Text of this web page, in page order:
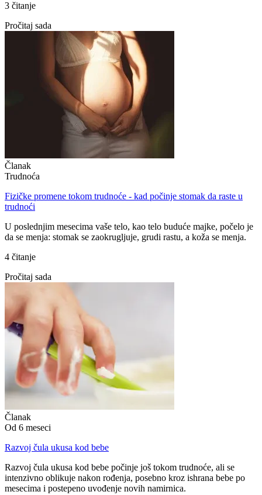
3 čitanje
Pročitaj sada
Članak
Trudnoća
Fizičke promene tokom trudnoće - kad počinje stomak da raste u
trudnoći
U poslednjim mesecima vaše telo, kao telo buduće majke, počelo je
da se menja: stomak se zaokrugljuje, grudi rastu, a koža se menja.
4 čitanje
Pročitaj sada
Članak
Od 6 meseci
Razvoj čula ukusa kod bebe
Razvoj čula ukusa kod bebe počinje još tokom trudnoće, ali se
intenzivno oblikuje nakon rođenja, posebno kroz ishrana bebe po
mesecima i postepeno uvođenje novih namirnica.